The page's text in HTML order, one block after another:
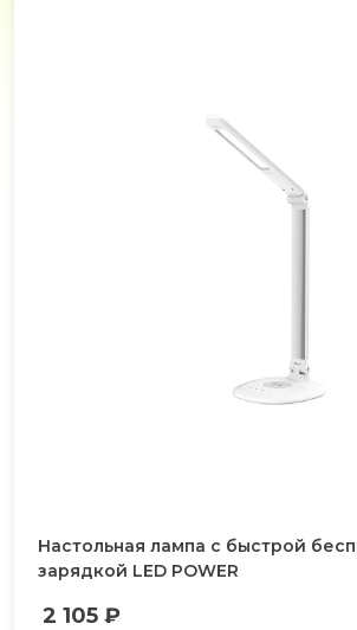
Настольная лампа с быстрой
зарядкой LED POWER
2 105 ₽